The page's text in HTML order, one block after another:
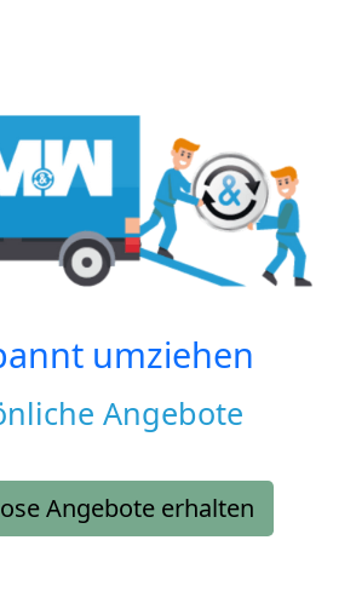
umziehen
Angebote
Angebote erhalten